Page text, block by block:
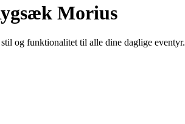
Morius
og funktionalitet til alle dine daglige eventyr.